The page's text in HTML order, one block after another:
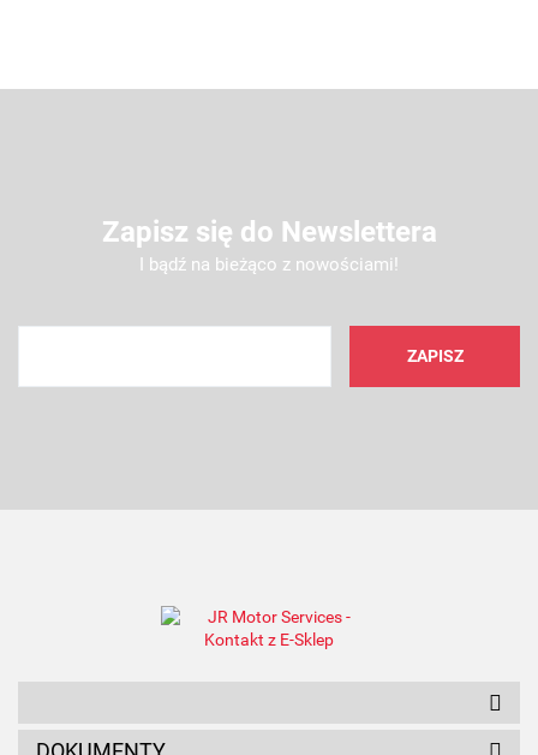
Zapisz się do Newslettera
I bądź na bieżąco z nowościami!